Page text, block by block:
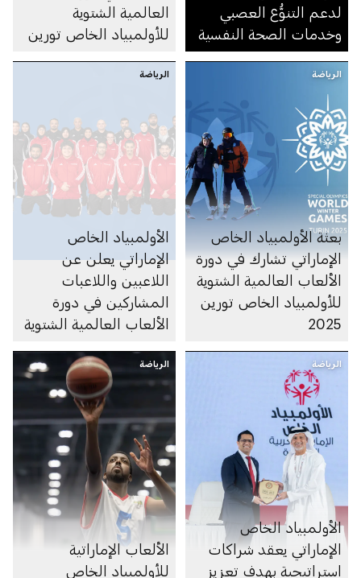
لدعم التنوُّع العصبي
وخدمات الصحة النفسية
العالمية الشتوية
للأولمبياد الخاص تورين
الرياضة
بعثة الأولمبياد الخاص
الإماراتي تشارك في دورة
الألعاب العالمية الشتوية
للأولمبياد الخاص تورين
2025
الرياضة
الأولمبياد الخاص
الإماراتي يعلن عن
اللاعبين واللاعبات
المشاركين في دورة
الألعاب العالمية الشتوية
2025
الرياضة
الأولمبياد الخاص
الإماراتي يعقد شراكات
استراتيجية بهدف تعزيز
الرياضة
الألعاب الإماراتية
للأولمبياد الخاص